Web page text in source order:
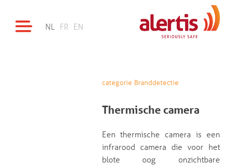
NL FR EN
categorie Branddetectie
Thermische camera
Een thermische camera is een
infrarood camera die voor het
blote oog onzichtbare